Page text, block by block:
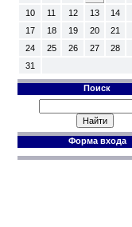
10
11 12 13 14
17
18 19 20 21
24
25 26 27 28
31
Поиск
Форма входа